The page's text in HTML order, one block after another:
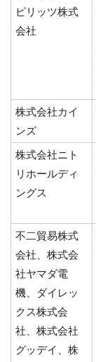
ピリッツ株式
会社
株式会社カイ
ンズ
株式会社ニト
リホールディ
ングス
不二貿易株式
会社、株式会
社ヤマダ電
機、ダイレッ
クス株式会
社、株式会社
グッデイ、株